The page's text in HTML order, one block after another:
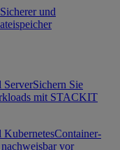
Sicherer und
Sichern Sie
mit STACKIT
Container-
vor